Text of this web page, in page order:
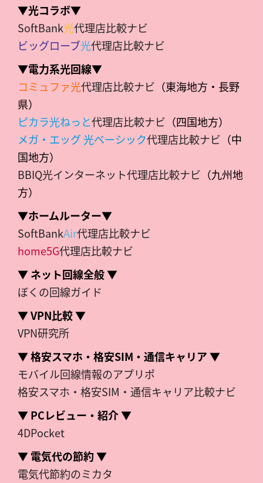
▼光コラボ▼
SoftBank光代理店比較ナビ
ビッグローブ光代理店比較ナビ
▼電力系光回線▼
コミュファ光代理店比較ナビ （東海地方・長野
県）
ピカラ光ねっと代理店比較ナビ （四国地方）
メガ・エッグ 光ベーシック代理店比較ナビ （中
国地方）
BBIQ光インターネット代理店比較ナビ （九州地
方）
▼ホームルーター▼
SoftBankAir代理店比較ナビ
home5G代理店比較ナビ
▼ ネット回線全般 ▼
ぼくの回線ガイド
▼ VPN比較 ▼
VPN研究所
▼ 格安スマホ・格安SIM・通信キャリア ▼
モバイル回線情報のアプリポ
格安スマホ・格安SIM・通信キャリア比較ナビ
▼ PCレビュー・紹介 ▼
4DPocket
▼ 電気代の節約 ▼
電気代節約のミカタ